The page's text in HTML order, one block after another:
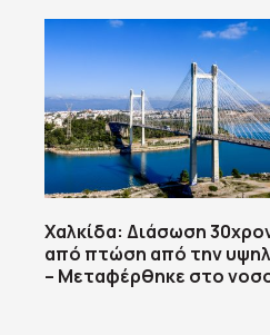
Χαλκίδα: Διάσωση
από πτώση από την
– Μεταφέρθηκε στο